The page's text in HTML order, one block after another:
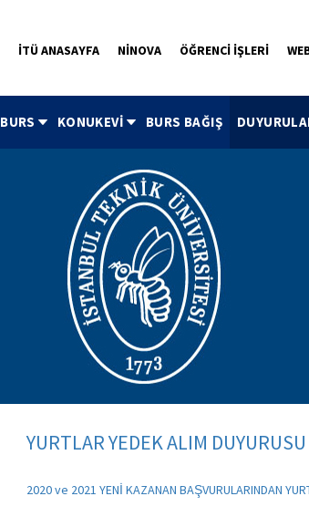
İTÜ ANASAYFA NİNOVA ÖĞRENCİ İŞLERİ
BURS KONUKEVİ BURS BAĞIŞ
YURTLAR YEDEK ALIM
2020 ve 2021 YENİ KAZANAN BAŞVURULARINDAN